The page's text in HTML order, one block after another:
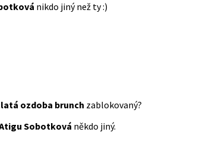
nikdo jiný než ty :)
ozdoba brunch zablokovaný?
Sobotková někdo jiný.